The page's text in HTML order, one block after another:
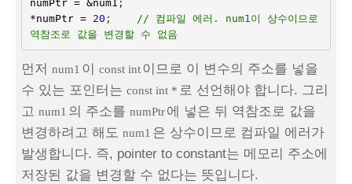
numPtr = &num1 ;
*numPtr = 20 ;
// 컴파일 에러. num1이 상수이므로
역참조로 값을 변경할 수 없음
먼저 num1 이 const int이므로 이 변수의 주소를 넣을
수 있는 포인터는 const int * 로 선언해야 합니다. 그리
고 num1 의 주소를 numPtr에 넣은 뒤 역참조로 값을
변경하려고 해도 num1 은 상수이므로 컴파일 에러가
발생합니다. 즉, pointer to constant는 메모리 주소에
저장된 값을 변경할 수 없다는 뜻입니다.